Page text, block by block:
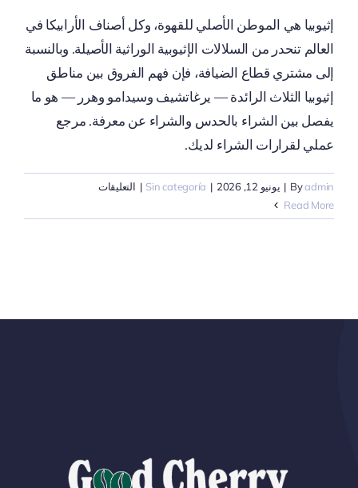
إثيوبيا هي الموطن الأصلي للقهوة، وكل أصناف الأرابيكا في
العالم تنحدر من السلالات الإثيوبية الوراثية الأصيلة. وبالنسبة
إلى مشتري قطاع الضيافة، فإن فهم الفروق بين مناطق
إثيوبيا الثلاث الرائدة — يرغاتشيف وسيدامو وهرر — هو ما
يفصل بين الشراء بالحدس والشراء عن معرفة. مرجع
عملي لقرارات الشراء لديك.
Byadmin
| يونيو 12, 2026 |
Sin categoría
| التعليقاتعلى
دليل
Read More